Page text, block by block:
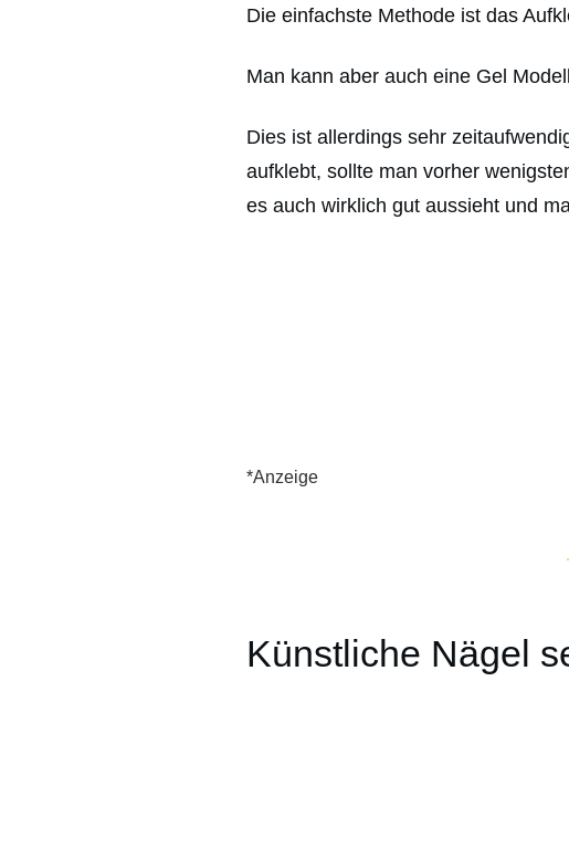
Die einfachste Methode ist das
Man kann aber auch eine Gel
Dies ist allerdings sehr
aufklebt, sollte man vorher
es auch wirklich gut aussieht und
*Anzeige
Künstliche Nägel